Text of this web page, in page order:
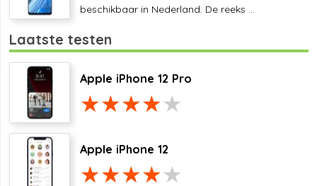
beschikbaar in Nederland. De reeks ...
Laatste testen
Apple iPhone 12 Pro
Apple iPhone 12